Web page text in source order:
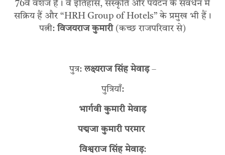
76वें वंशज हैं। वे इतिहास, संस्कृति और पर्यटन के संवर्धन में
सक्रिय हैं और “HRH Group of Hotels” के प्रमुख भी हैं।
पत्नी:विजयराज कुमारी(कच्छ राजपरिवार से)
पुत्र:लक्ष्यराज सिंह मेवाड़–
पुत्रियाँ:
भार्गवी कुमारी मेवाड़
पद्मजा कुमारी परमार
विश्वराज सिंह मेवाड़: